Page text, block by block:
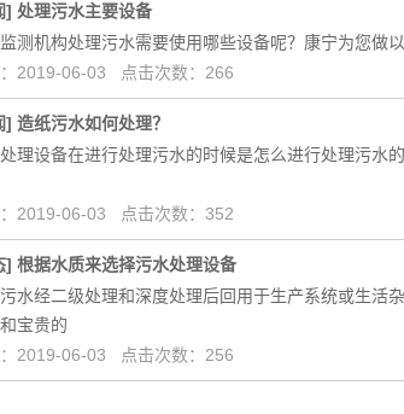
] 处理污水主要设备
测机构处理污水需要使用哪些设备呢？康宁为您做
：2019-06-03 点击次数：266
] 造纸污水如何处理？
理设备在进行处理污水的时候是怎么进行处理污
：2019-06-03 点击次数：352
] 根据水质来选择污水处理设备
水经二级处理和深度处理后回用于生产系统或生
宝贵的
：2019-06-03 点击次数：256